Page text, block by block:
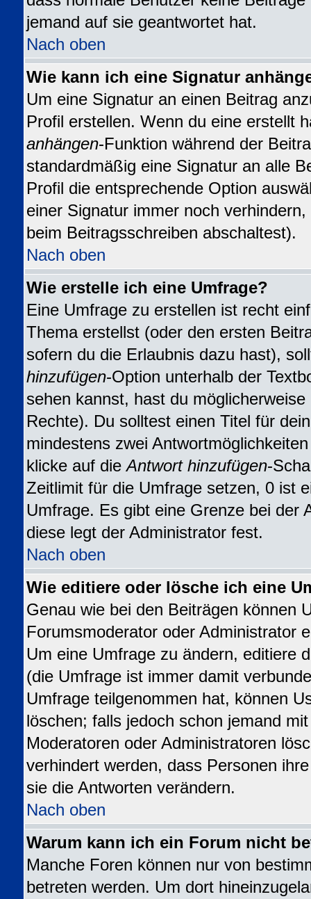
jemand auf sie geantwortet hat.
Nach oben
Wie kann ich eine Signatur
Um eine Signatur an einen Beitrag
Profil erstellen. Wenn du eine erstellt
anhängen-Funktion während der
standardmäßig eine Signatur an alle
Profil die entsprechende Option
einer Signatur immer noch
beim Beitragsschreiben abschaltest).
Nach oben
Wie erstelle ich eine Umfrage?
Eine Umfrage zu erstellen ist recht
Thema erstellst (oder den ersten
sofern du die Erlaubnis dazu hast),
hinzufügen-Option unterhalb der
sehen kannst, hast du
Rechte). Du solltest einen Titel für
mindestens zwei
klicke auf dieAntwort hinzufügen-
Zeitlimit für die Umfrage setzen, 0 ist
Umfrage. Es gibt eine Grenze bei der
diese legt der Administrator fest.
Nach oben
Wie editiere oder lösche ich eine
Genau wie bei den Beiträgen können
Forumsmoderator oder Administrator
Um eine Umfrage zu ändern, editiere
(die Umfrage ist immer damit
Umfrage teilgenommen hat, können
löschen; falls jedoch schon jemand
Moderatoren oder Administratoren
verhindert werden, dass Personen
sie die Antworten verändern.
Nach oben
Warum kann ich ein Forum nicht
Manche Foren können nur von
betreten werden. Um dort